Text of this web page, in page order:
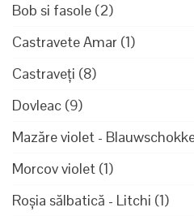
Bob si fasole (2)
Castravete Amar (1)
Castraveți (8)
Dovleac (9)
Mazăre violet -
Morcov violet (1)
Roșia sălbatică - Litchi (1)